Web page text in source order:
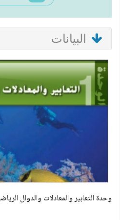
البيانات
وحدة التعابير والمعادلات والدوال